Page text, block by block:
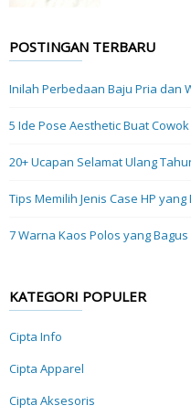
POSTINGAN TERBARU
Inilah Perbedaan Baju Pria dan
5 Ide Pose Aesthetic Buat
20+ Ucapan Selamat Ulang
Tips Memilih Jenis Case HP
7 Warna Kaos Polos yang
KATEGORI POPULER
Cipta Info
Cipta Apparel
Cipta Aksesoris